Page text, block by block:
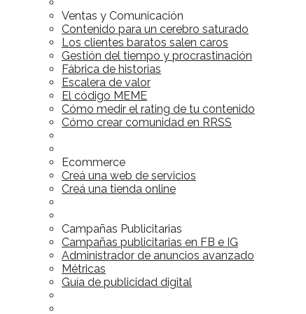
Ventas y Comunicación
Contenido para un cerebro saturado
Los clientes baratos salen caros
Gestión del tiempo y procrastinación
Fábrica de historias
Escalera de valor
El código MEME
Cómo medir el rating de tu contenido
Cómo crear comunidad en RRSS
Ecommerce
Creá una web de servicios
Creá una tienda online
Campañas Publicitarias
Campañas publicitarias en FB e IG
Administrador de anuncios avanzado
Métricas
Guía de publicidad digital